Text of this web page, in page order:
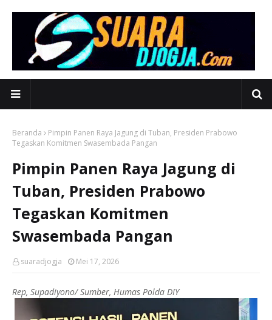
Beranda
Pimpin Panen Raya Jagung di Tuban, Presiden Prabowo
Tegaskan Komitmen Swasembada Pangan
Pimpin Panen Raya Jagung di
Tuban, Presiden Prabowo
Tegaskan Komitmen
Swasembada Pangan
suaradjogja Mei 17, 2026
Rep, Supadiyono/ Sumber, Humas Polda DIY